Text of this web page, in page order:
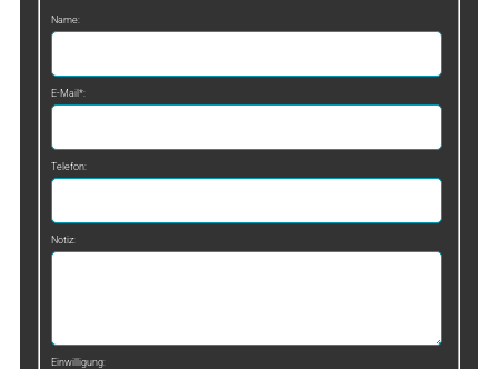
Name:
E-Mail*:
Telefon:
Notiz:
Einwilligung: